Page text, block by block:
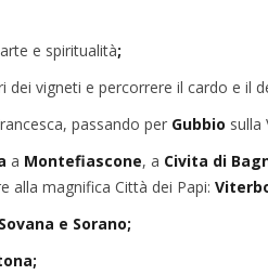
e spiritualità;
dei vigneti e percorrere il cardo e il
passando per Gubbio sulla
a Montefiascone, a Civita di
alla magnifica Città dei Papi:
e Sorano;